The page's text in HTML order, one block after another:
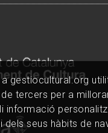
gestiocultural.org
tercers per a
informació
dels seus hàbits de